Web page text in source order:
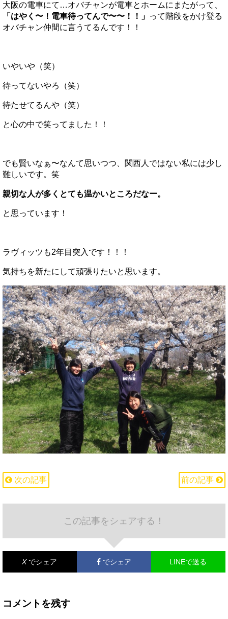
大阪の電車にて…オバチャンが電車とホームにまたがって、
「はやく〜！電車待ってんで〜〜！！」 って階段をかけ登る
オバチャン仲間に言うてるんです！！
いやいや（笑）
待ってないやろ（笑）
待たせてるんや（笑）
と心の中で笑ってました！！
でも賢いなぁ〜なんて思いつつ、関西人ではない私には少し
難しいです。笑
親切な人が多くとても温かいところだなー。
と思っています！
ラヴィッツも2年目突入です！！！
気持ちを新たにして頑張りたいと思います。
次の記事 前の記事
この記事をシェアする！
X でシェア でシェア LINEで送る
コメントを残す